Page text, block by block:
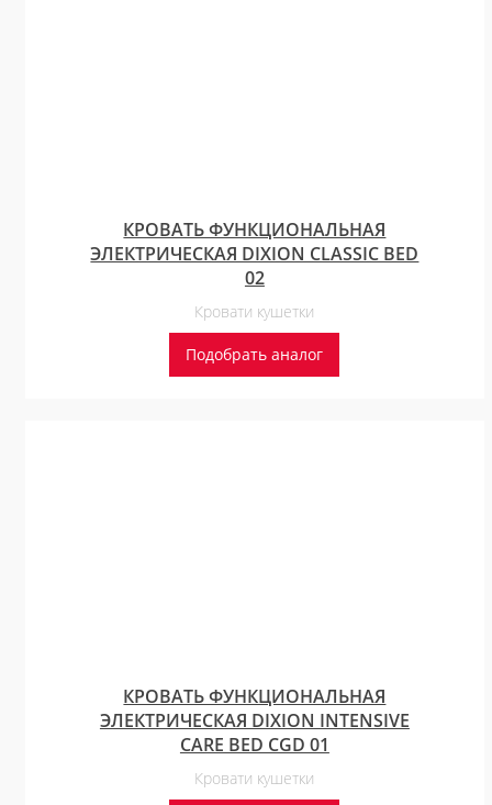
КРОВАТЬ ФУНКЦИОНАЛЬНАЯ
ЭЛЕКТРИЧЕСКАЯ DIXION CLASSIC BED
02
Кровати кушетки
Подобрать аналог
КРОВАТЬ ФУНКЦИОНАЛЬНАЯ
ЭЛЕКТРИЧЕСКАЯ DIXION INTENSIVE
CARE BED CGD 01
Кровати кушетки